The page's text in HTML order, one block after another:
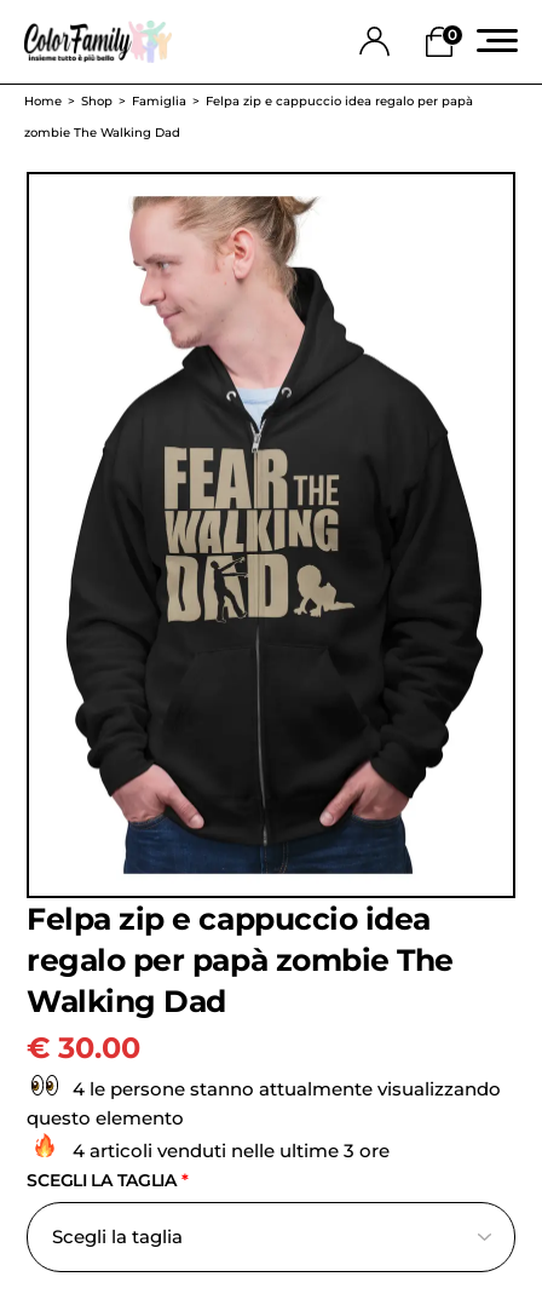
0
Home Shop Famiglia
Felpa zip e cappuccio idea regalo per papà
zombie The Walking Dad
Felpa zip e cappuccio idea
regalo per papà zombie The
Walking Dad
€ 30.00
4 le persone stanno attualmente visualizzando
questo elemento
4 articoli venduti nelle ultime 3 ore
SCEGLI LA TAGLIA*